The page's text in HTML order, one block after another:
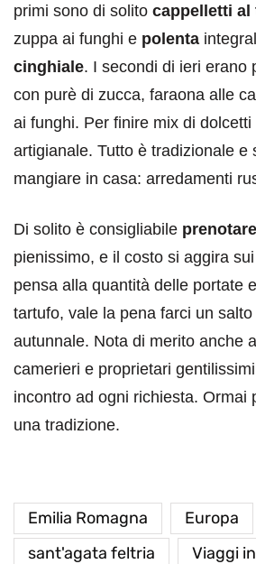
primi sono di solito cappelletti al
zuppa ai funghi e polenta
cinghiale. I secondi di ieri erano
con purè di zucca, faraona alle
ai funghi. Per finire mix di dolcetti
artigianale. Tutto è tradizionale e
mangiare in casa: arredamenti
Di solito è consigliabile prenotare
pienissimo, e il costo si aggira sui
pensa alla quantità delle portate
tartufo, vale la pena farci un
autunnale. Nota di merito anche
camerieri e proprietari
incontro ad ogni richiesta. Ormai
una tradizione.
Emilia Romagna
Europa
sant'agata feltria
Viaggi